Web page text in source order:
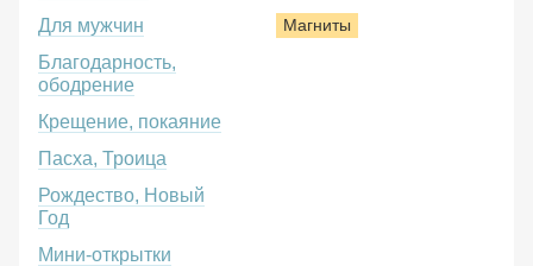
Для мужчин
Благодарность,
ободрение
Крещение, покаяние
Пасха, Троица
Рождество, Новый
Год
Мини-открытки
Магниты